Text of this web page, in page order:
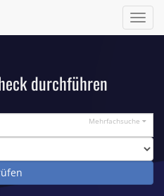
ein/
durchführen
Mehrfachsuche